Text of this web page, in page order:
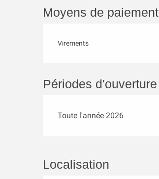
Moyens de paiement
Virements
Périodes d'ouverture
Toute l'année 2026
Localisation